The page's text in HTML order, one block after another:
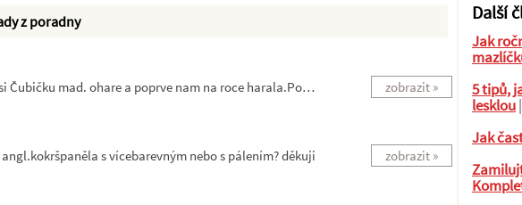
z poradny
Čubičku mad. ohare a poprve nam na roce harala.Po… zobrazit »
s vícebarevným nebo s pálením? děkuji zobrazit »
Další
Jak
5 tipů,
lesklou
Jak